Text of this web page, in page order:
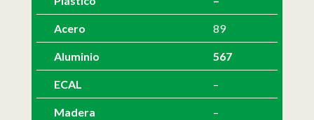
Acero 89
Aluminio 567
ECAL –
Madera –